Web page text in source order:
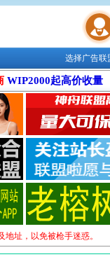
联盟学院
选择广告
WIP2000起高价收量
址，以免被枪手迷惑。